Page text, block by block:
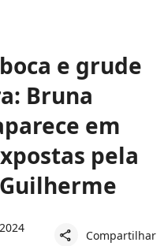
e grude
Bruna
em
pela
share Compartilhar